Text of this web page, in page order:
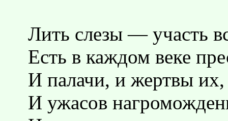
Лить слезы — участь
Есть в каждом веке
И палачи, и жертвы их,
И ужасов